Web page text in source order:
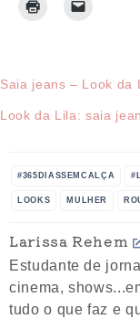
Saia jeans – Look da
Look da Lila: saia
#365DIASSEMCALÇA
LOOKS MULHER
Larissa Rehem
Estudante de
cinema,
tudo o que faz e